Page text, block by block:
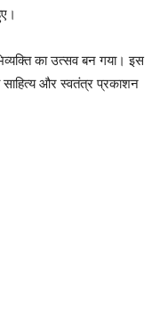
का उत्सव बन गया। इस
साहित्य और स्वतंत्र प्रकाशन